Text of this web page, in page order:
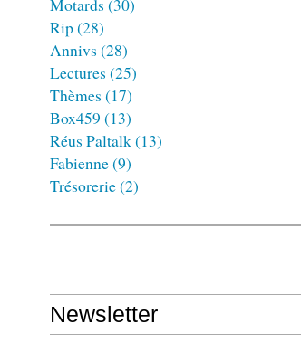
Motards (30)
Rip(28)
Annivs (28)
Lectures (25)
Thèmes (17)
Box459 (13)
Réus Paltalk(13)
Fabienne(9)
Trésorerie(2)
Newsletter